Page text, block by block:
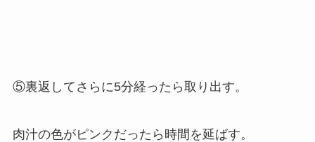
⑤裏返してさらに5分経ったら取り出す。
肉汁の色がピンクだったら時間を延ばす。